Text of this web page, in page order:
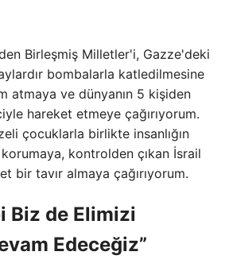
Birleşmiş Milletler'i, Gazze'deki
bombalarla katledilmesine
atmaya ve dünyanın 5 kişiden
hareket etmeye çağırıyorum.
çocuklarla birlikte insanlığın
kontrolden çıkan İsrail
bir tavır almaya çağırıyorum.
Biz de Elimizi
Edeceğiz”